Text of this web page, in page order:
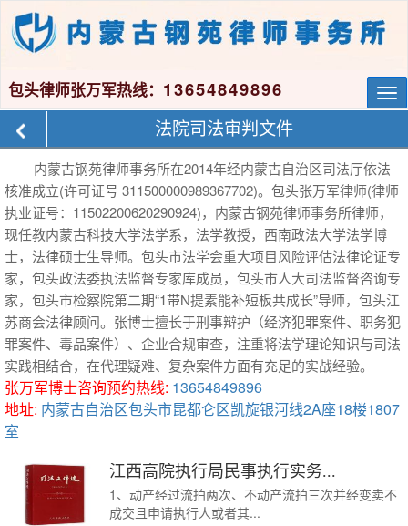
包头律师张万军热线： 13654849896
法院司法审判文件
内蒙古钢苑律师事务所在2014年经内蒙古自治区司法厅依法
核准成立(许可证号 311500000989367702)。包头张万军律师(律师
执业证号：11502200620290924)，内蒙古钢苑律师事务所律师，
现任教内蒙古科技大学法学系，法学教授，西南政法大学法学博
士，法律硕士生导师。包头市法学会重大项目风险评估法律论证专
家，包头政法委执法监督专家库成员，包头市人大司法监督咨询专
家，包头市检察院第二期“1带N提素能补短板共成长”导师，包头江
苏商会法律顾问。张博士擅长于刑事辩护（经济犯罪案件、职务犯
罪案件、毒品案件）、企业合规审查，注重将法学理论知识与司法
实践相结合，在代理疑难、复杂案件方面有充足的实战经验。
张万军博士咨询预约热线: 13654849896
地址: 内蒙古自治区包头市昆都仑区凯旋银河线2A座18楼1807
室
江西高院执行局民事执行实务...
1、动产经过流拍两次、不动产流拍三次并经变卖不
成交且申请执行人或者其...